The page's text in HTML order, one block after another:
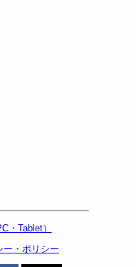
・Tablet）
ー・ポリシー